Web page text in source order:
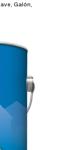
Galón,